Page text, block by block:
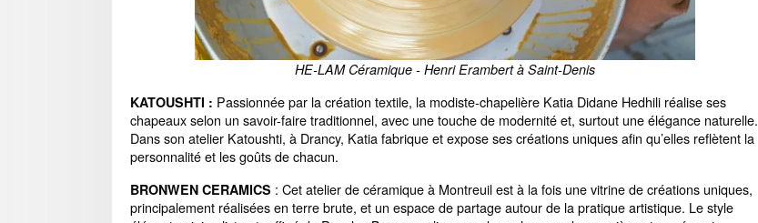
HE-LAM Céramique - Henri Erambert à Saint-Denis
KATOUSHTI : Passionnée par la création textile, la modiste-chapelière Katia Didane Hedhili réalise ses
chapeaux selon un savoir-faire traditionnel, avec une touche de modernité et, surtout une élégance naturelle.
Dans son atelier Katoushti, à Drancy, Katia fabrique et expose ses créations uniques afin qu’elles reflètent la
personnalité et les goûts de chacun.
BRONWEN CERAMICS : Cet atelier de céramique à Montreuil est à la fois une vitrine de créations uniques,
principalement réalisées en terre brute, et un espace de partage autour de la pratique artistique. Le style